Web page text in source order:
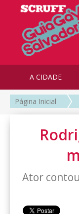
A CIDADE
Página Inicial
Ator